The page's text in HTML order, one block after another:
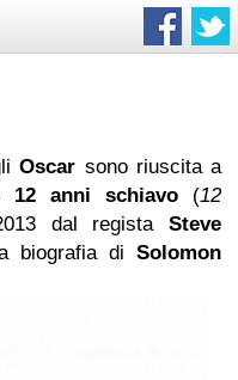
Oscar sono riuscita a
12 anni schiavo (12
dal regista Steve
biografia di Solomon